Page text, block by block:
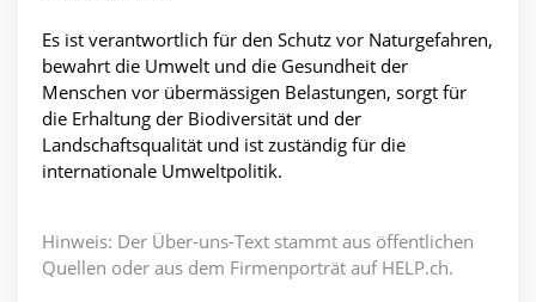
Es ist verantwortlich für den Schutz vor Naturgefahren,
bewahrt die Umwelt und die Gesundheit der
Menschen vor übermässigen Belastungen, sorgt für
die Erhaltung der Biodiversität und der
Landschaftsqualität und ist zuständig für die
internationale Umweltpolitik.
Hinweis: Der Über-uns-Text stammt aus öffentlichen
Quellen oder aus dem Firmenporträt auf HELP.ch.